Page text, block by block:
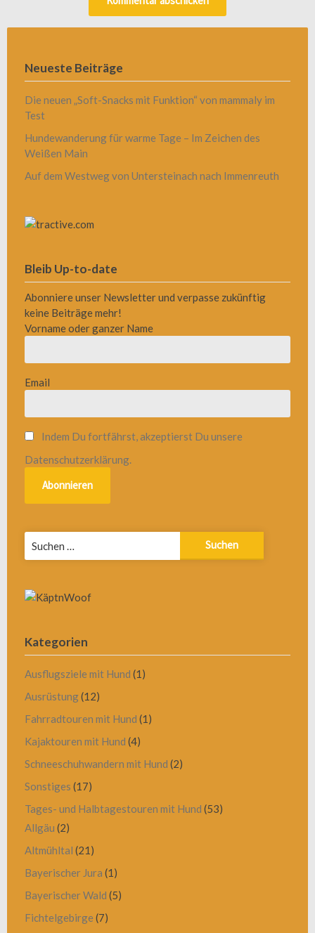
Neueste Beiträge
Die neuen „Soft-Snacks mit Funktion“ von mammaly im
Test
Hundewanderung für warme Tage – Im Zeichen des
Weißen Main
Auf dem Westweg von Untersteinach nach Immenreuth
Bleib Up-to-date
Abonniere unser Newsletter und verpasse zukünftig
keine Beiträge mehr!
Vorname oder ganzer Name
Email
Indem Du fortfährst, akzeptierst Du unsere
Datenschutzerklärung.
nach:
Kategorien
Ausflugsziele mit Hund (1)
Ausrüstung(12)
Fahrradtouren mit Hund (1)
Kajaktouren mit Hund (4)
Schneeschuhwandern mit Hund (2)
Sonstiges (17)
Tages- und Halbtagestouren mit Hund (53)
Allgäu (2)
Altmühltal (21)
Bayerischer Jura (1)
Bayerischer Wald (5)
Fichtelgebirge (7)